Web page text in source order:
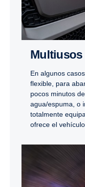
Multiusos
En algunos
flexible, para
pocos minutos
agua/espuma, o
totalmente
ofrece el